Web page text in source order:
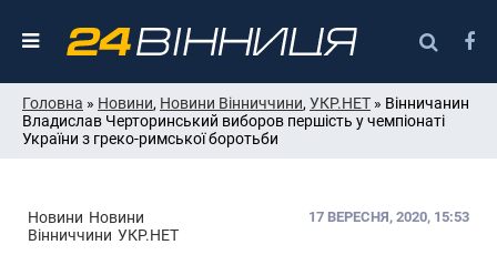
Головна » Новини, Новини Вінниччини, УКР.НЕТ » Вінничанин
Владислав Черторинський виборов першість у чемпіонаті
України з греко-римської боротьби
Новини Новини
Вінниччини УКР.НЕТ
17 ВЕРЕСНЯ, 2020, 15:53